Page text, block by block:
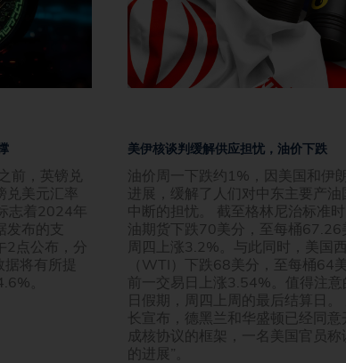
前，英镑兑
兑美元汇率
志着2024年
发布的支
2点公布，分
将有所提
。
美伊核谈判缓解供应担忧，油价下跌
油价周一下跌约1%，因美国和伊
进展，缓解了人们对中东主要产
中断的担忧。 截至格林尼治标准
油期货下跌70美分，至每桶67.26
周四上涨3.2%。与此同时，美国
（WTI）下跌68美分，至每桶64
前一交易日上涨3.54%。值得注意
日假期，周四上周的最后结算日
长宣布，德黑兰和华盛顿已经同
成核协议的框架，一名美国官员称
的进展”。